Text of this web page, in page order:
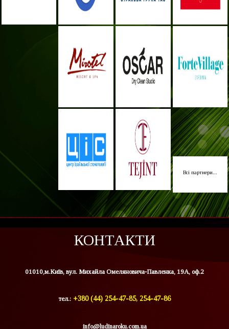
Всі партнери...
КОНТАКТИ
01010,м.Київ, вул. Михайла Омеляновича-Павленка, 19А, оф.2
тел.: +380 (44) 254-47-85, 254-47-86
info@ludinaroku.com.ua